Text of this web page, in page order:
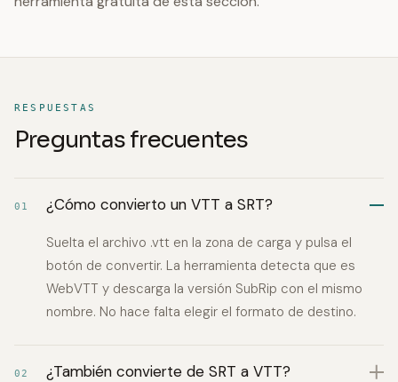
RESPUESTAS
Preguntas frecuentes
01 ¿Cómo convierto un VTT a SRT?
Suelta el archivo .vtt en la zona de carga y pulsa el
botón de convertir. La herramienta detecta que es
WebVTT y descarga la versión SubRip con el mismo
nombre. No hace falta elegir el formato de destino.
02 ¿También convierte de SRT a VTT?